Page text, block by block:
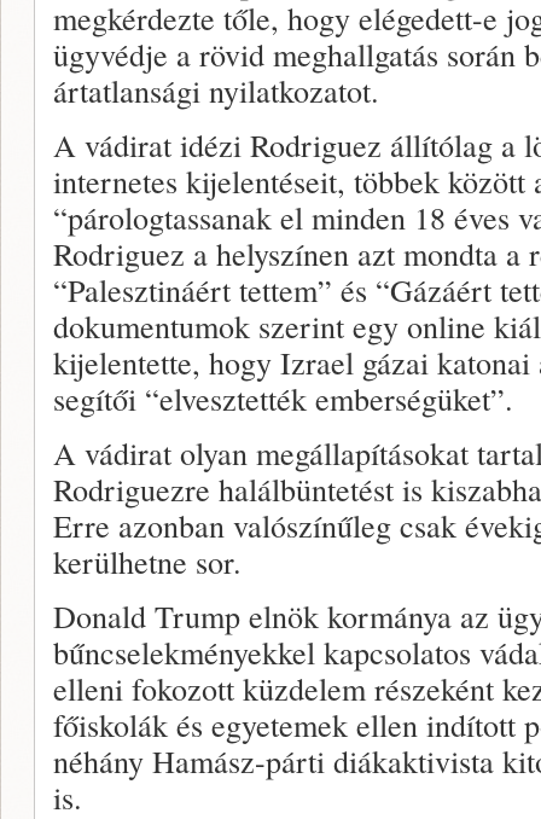
megkérdezte tőle, hogy elégedett-e
ügyvédje a rövid meghallgatás során
ártatlansági nyilatkozatot.
A vádirat idézi Rodriguez állítólag a
internetes kijelentéseit, többek között
“párologtassanak el minden 18 éves
Rodriguez a helyszínen azt mondta a
“Palesztináért tettem” és “Gázáért
dokumentumok szerint egy online
kijelentette, hogy Izrael gázai
segítői “elvesztették emberségüket”.
A vádirat olyan megállapításokat
Rodriguezre halálbüntetést is
Erre azonban valószínűleg csak
kerülhetne sor.
Donald Trump elnök kormánya az
bűncselekményekkel kapcsolatos
elleni fokozott küzdelem részeként
főiskolák és egyetemek ellen indított
néhány Hamász-párti diákaktivista
is.